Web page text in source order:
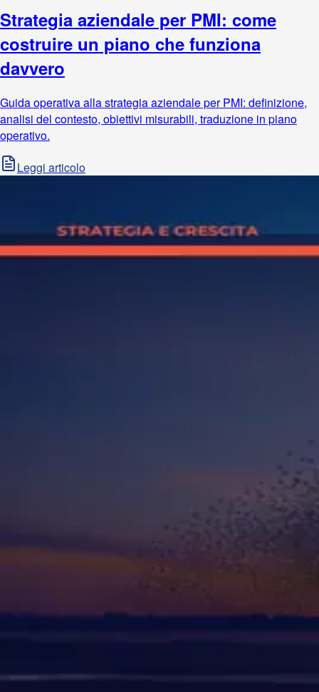
Strategia aziendale per PMI: come
costruire un piano che funziona
davvero
Guida operativa alla strategia aziendale per PMI: definizione,
analisi del contesto, obiettivi misurabili, traduzione in piano
operativo.
Leggi articolo